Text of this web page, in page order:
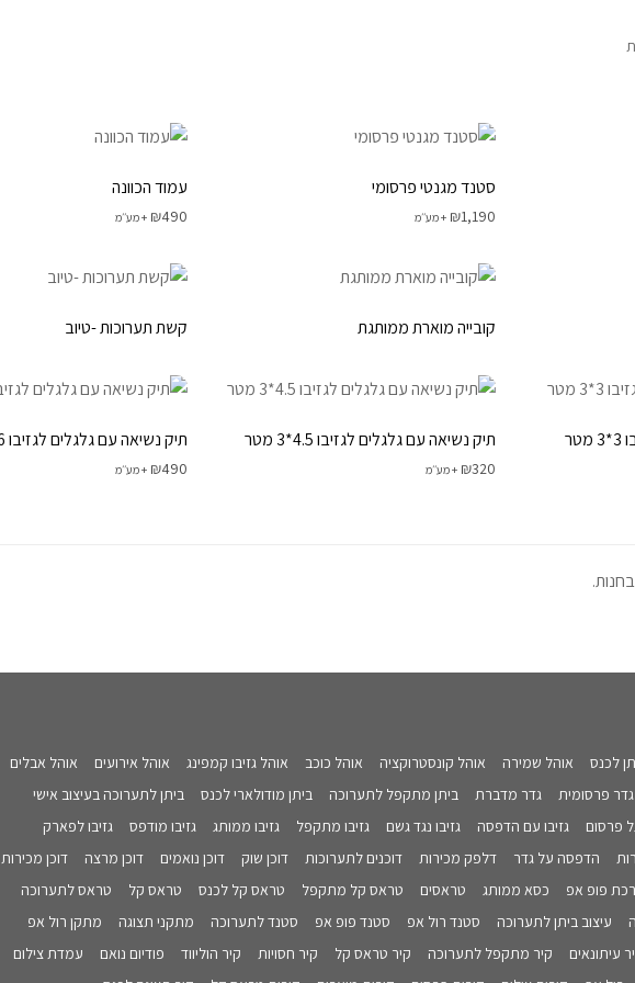
סטנד מגנטי פרסומי
₪1,190 + מע׳׳מ
עמוד הכוונה
₪490 + מע׳׳מ
קובייה מוארת ממותגת קשת תערוכות -טיוב
תיק נשיאה עם גלגלים לגזיבו 4.5*3 מטר
₪320 + מע׳׳מ
תיק נשיאה עם גלגלים לגזיבו 6*3 מטר
₪490 + מע׳׳מ
אוהל אבלים אוהל אירועים אוהל גזיבו קמפינג אוהל כוכב אוהל קונסטרוקציה אוהל שמירה לכנס
ביתן לתערוכה בעיצוב אישי
ביתן מודולארי לכנס ביתן מתקפל לתערוכה גדר מדברת גדר פרסומית
גזיבו לפארק
גזיבו מודפס גזיבו ממותג גזיבו מתקפל גזיבו נגד גשם גזיבו עם הדפסה פרסום
דוכן מכירות
דוכן מרצה דוכן נואמים דוכן שוק דוכנים לתערוכות דלפק מכירות הדפסה על גדר
טראס לתערוכה
טראס קל טראס קל לכנס טראס קל מתקפל טראסים כסא ממותג פופ אפ
מתקן רול אפ
מתקני תצוגה סטנד לתערוכה סטנד פופ אפ סטנד רול אפ עיצוב ביתן לתערוכה
עמדת צילום
פודיום נואם קיר הוליווד קיר חסויות קיר טראס קל קיר מתקפל לתערוכה עיתונאים